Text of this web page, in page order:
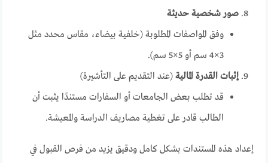
صور شخصية حديثة
وفق المواصفات المطلوبة (خلفية بيضاء، مقاس محدد مثل
3×4 سم أو 5×5 سم).
إثبات القدرة المالية (عند التقديم على التأشيرة)
قد تطلب بعض الجامعات أو السفارات مستندًا يثبت أن
الطالب قادر على تغطية مصاريف الدراسة والمعيشة.
إعداد هذه المستندات بشكل كامل ودقيق يزيد من فرص القبول في